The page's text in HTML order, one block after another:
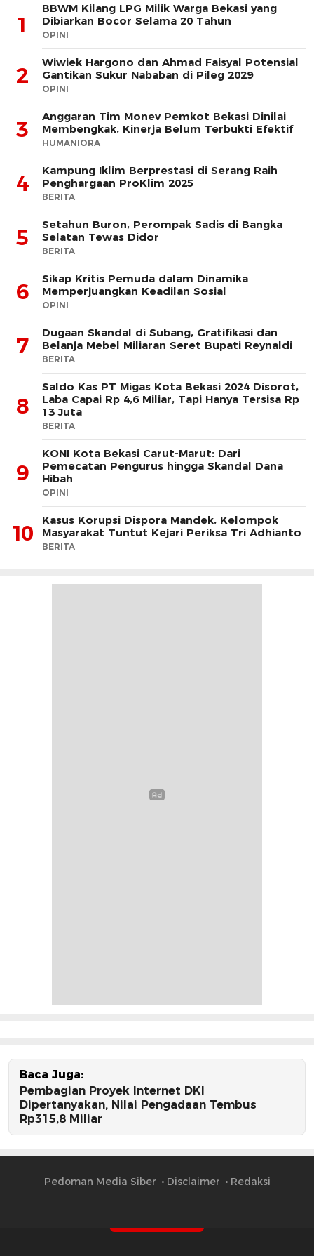
1
BBWM Kilang LPG Milik Warga Bekasi yang
Dibiarkan Bocor Selama 20 Tahun
OPINI
2
Wiwiek Hargono dan Ahmad Faisyal Potensial
Gantikan Sukur Nababan di Pileg 2029
OPINI
3
Anggaran Tim Monev Pemkot Bekasi Dinilai
Membengkak, Kinerja Belum Terbukti Efektif
HUMANIORA
4
Kampung Iklim Berprestasi di Serang Raih
Penghargaan ProKlim 2025
BERITA
5
Setahun Buron, Perompak Sadis di Bangka
Selatan Tewas Didor
BERITA
6
Sikap Kritis Pemuda dalam Dinamika
Memperjuangkan Keadilan Sosial
OPINI
7
Dugaan Skandal di Subang, Gratifikasi dan
Belanja Mebel Miliaran Seret Bupati Reynaldi
BERITA
8
Saldo Kas PT Migas Kota Bekasi 2024 Disorot,
Laba Capai Rp 4,6 Miliar, Tapi Hanya Tersisa Rp
13 Juta
BERITA
9
KONI Kota Bekasi Carut-Marut: Dari
Pemecatan Pengurus hingga Skandal Dana
Hibah
OPINI
10
Kasus Korupsi Dispora Mandek, Kelompok
Masyarakat Tuntut Kejari Periksa Tri Adhianto
BERITA
Baca Juga:
Pembagian Proyek Internet DKI
Dipertanyakan, Nilai Pengadaan Tembus
Rp315,8 Miliar
Pedoman Media Siber Disclaimer Redaksi